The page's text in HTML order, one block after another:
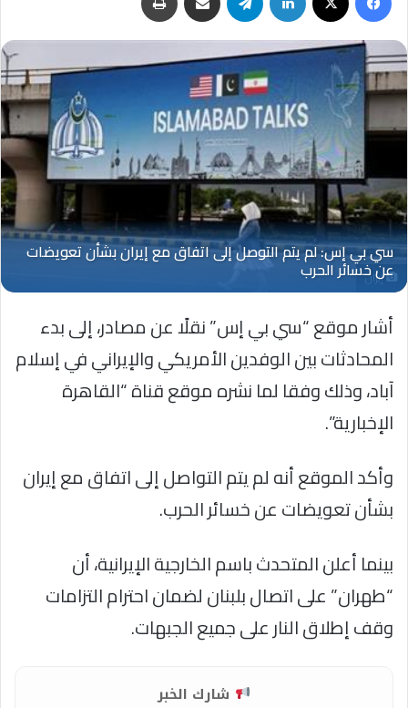
إيران
أشار موقع “سي بي إس” نقلًا عن مصادر، إلى بدء
المحادثات بين الوفدين الأمريكي والإيراني في إسلام
آباد، وذلك وفقا لما نشره موقع قناة “القاهرة
الإخبارية”.
وأكد الموقع أنه لم يتم التواصل إلى اتفاق مع إيران
بشأن تعويضات عن خسائر الحرب.
بينما أعلن المتحدث باسم الخارجية الإيرانية، أن
“طهران” على اتصال بلبنان لضمان احترام التزامات
وقف إطلاق النار على جميع الجبهات.
شارك الخبر